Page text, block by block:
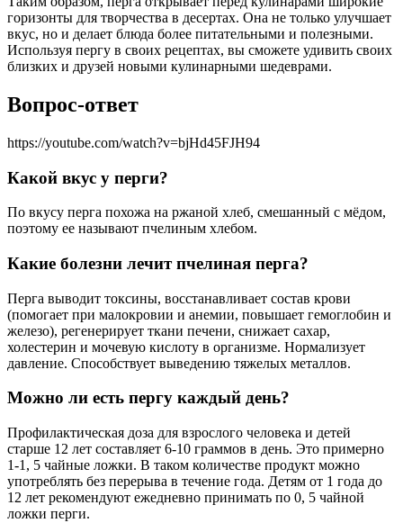
горизонты для творчества в десертах. Она не только улучшает
вкус, но и делает блюда более питательными и полезными.
Используя пергу в своих рецептах, вы сможете удивить своих
близких и друзей новыми кулинарными шедеврами.
Вопрос-ответ
https://youtube.com/watch?v=bjHd45FJH94
Какой вкус у перги?
По вкусу перга похожа на ржаной хлеб, смешанный с мёдом,
поэтому ее называют пчелиным хлебом.
Какие болезни лечит пчелиная перга?
Перга выводит токсины, восстанавливает состав крови
(помогает при малокровии и анемии, повышает гемоглобин и
железо), регенерирует ткани печени, снижает сахар,
холестерин и мочевую кислоту в организме. Нормализует
давление. Способствует выведению тяжелых металлов.
Можно ли есть пергу каждый день?
Профилактическая доза для взрослого человека и детей
старше 12 лет составляет 6-10 граммов в день. Это примерно
1-1, 5 чайные ложки. В таком количестве продукт можно
употреблять без перерыва в течение года. Детям от 1 года до
12 лет рекомендуют ежедневно принимать по 0, 5 чайной
ложки перги.